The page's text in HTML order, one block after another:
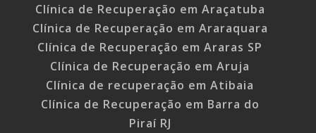
Clínica de Recuperação em Araçatuba
Clínica de Recuperação em Araraquara
Clínica de Recuperação em Araras SP
Clínica de Recuperação em Aruja
Clínica de recuperação em Atibaia
Clínica de Recuperação em Barra do
Piraí RJ